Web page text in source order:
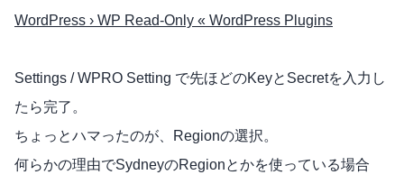
WordPress › WP Read-Only « WordPress Plugins
Settings / WPRO Setting で先ほどのKeyとSecretを入力し
たら完了。
ちょっとハマったのが、Regionの選択。
何らかの理由でSydneyのRegionとかを使っている場合